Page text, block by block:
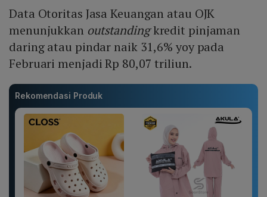
Data Otoritas Jasa Keuangan atau OJK
menunjukkan outstandingkredit pinjaman
daring atau pindar naik 31,6% yoy pada
Februari menjadi Rp 80,07 triliun.
Rekomendasi Produk